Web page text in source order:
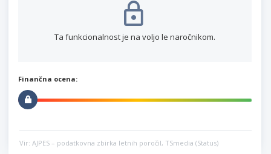
Ta funkcionalnost je na voljo le naročnikom.
Finančna ocena:
Vir: AJPES – podatkovna zbirka letnih poročil, TSmedia (Status)